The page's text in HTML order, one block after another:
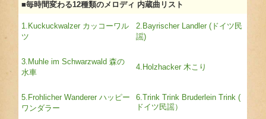
■毎時間変わる12種類のメロディ 内蔵曲リスト
1.Kuckuckwalzer カッコーワル
ツ
2.Bayrischer Landler (ドイツ民
謡)
3.Muhle im Schwarzwald 森の
水車
4.Holzhacker 木こり
5.Frohlicher Wanderer ハッピー
ワンダラー
6.Trink Trink Bruderlein Trink (
ドイツ民謡）